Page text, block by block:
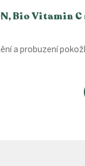
Bio Vitamin C
a probuzení